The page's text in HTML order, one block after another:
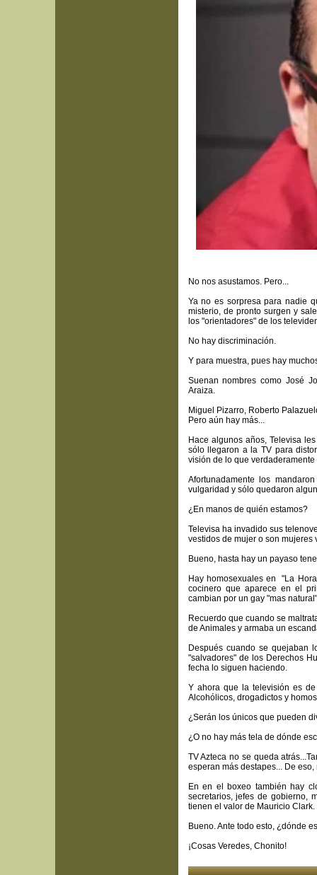
No nos asustamos. Pero...
Ya no es sorpresa para nadie
misterio, de pronto surgen y
los "orientadores" de los
No hay discriminación.
Y para muestra, pues hay
Suenan nombres como José
Araiza.
Miguel Pizarro, Roberto
Pero aún hay más...
Hace algunos años, Televisa
sólo llegaron a la TV para
visión de lo que
Afortunadamente los
vulgaridad y sólo quedaron
¿En manos de quién estamos?
Televisa ha invadido sus
vestidos de mujer o son mujeres
Bueno, hasta hay un payaso
Hay homosexuales en "La
cocinero que aparece en el
cambian por un gay "mas
Recuerdo que cuando se
de Animales y armaba un
Después cuando se quejaban
"salvadores" de los Derechos
fecha lo siguen haciendo.
Y ahora que la televisión es
Alcohólicos, drogadictos y
¿Serán los únicos que pueden
¿O no hay más tela de dónde
TV Azteca no se queda
esperan más destapes... De eso,
En en el boxeo también hay
secretarios, jefes de gobierno,
tienen el valor de Mauricio Clark.
Bueno. Ante todo esto, ¿dónde
¡Cosas Veredes, Chonito!